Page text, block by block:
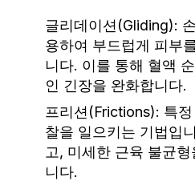
글리데이션(Gliding):
용하여 부드럽게 피부
니다. 이를 통해 혈액
인 긴장을 완화합니다.
프리션(Frictions): 특
찰을 일으키는 기법입
고, 미세한 근육 불균
니다.